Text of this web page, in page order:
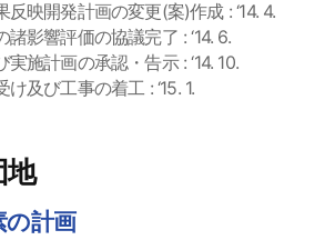
映開発計画の変更(案)作成 : ‘14. 4.
影響評価の協議完了 : ‘14. 6.
施計画の承認・告示 : ‘14. 10.
及び工事の着工 : ‘15. 1.
地
の計画